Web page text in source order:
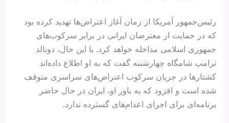
رئیس‌جمهور آمریکا از زمان آغاز اعتراض‌ها تهدید کرده بود
که در حمایت از معترضان ایرانی در برابر سرکوب‌های
جمهوری اسلامی مداخله خواهد کرد. با این حال، دونالد
ترامپ شامگاه چهارشنبه گفت که به او اطلاع داده‌اند
کشتارها در جریان سرکوب اعتراض‌های سراسری متوقف
شده است و افزود که به باور او، ایران در حال حاضر
برنامه‌ای برای اجرای اعدام‌های گسترده ندارد.